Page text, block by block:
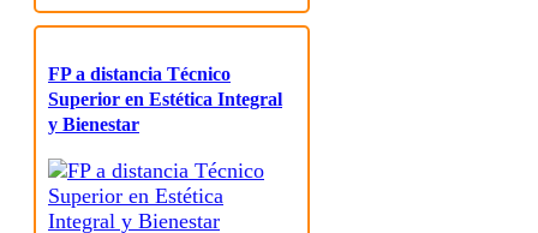
FP a distancia Técnico
Superior en Estética Integral
y Bienestar